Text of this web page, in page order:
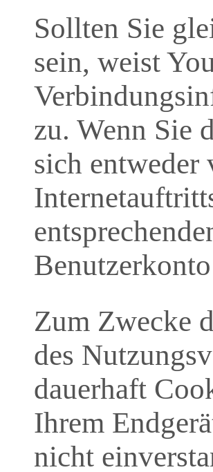
Sollten Sie
sein, weist
zu. Wenn Sie
sich entweder
Zum Zwecke
des
dauerhaft
Ihrem
nicht